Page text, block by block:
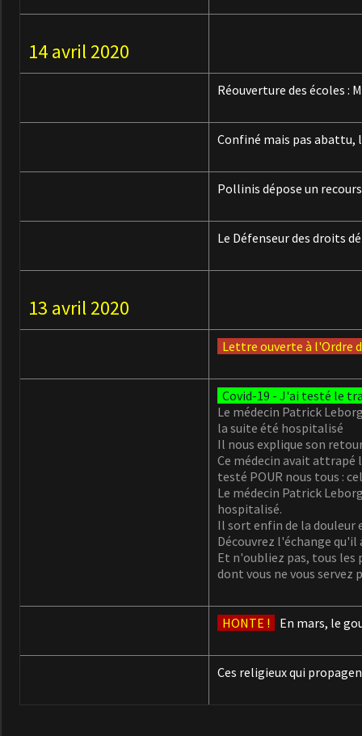
14 avril 2020
Réouverture des écoles :
Confiné mais pas abattu,
Pollinis dépose un
Le Défenseur des droits
13 avril 2020
Lettre ouverte à l'Ordre
Covid-19 - J'ai testé le
Le médecin Patrick
la suite été hospitalisé
Il nous explique son
Ce médecin avait
testé POUR nous tous :
Le médecin Patrick
hospitalisé.
Il sort enfin de la
Découvrez l'échange qu'il
Et n'oubliez pas, tous les
dont vous ne vous servez
HONTE ! En mars, le
Ces religieux qui